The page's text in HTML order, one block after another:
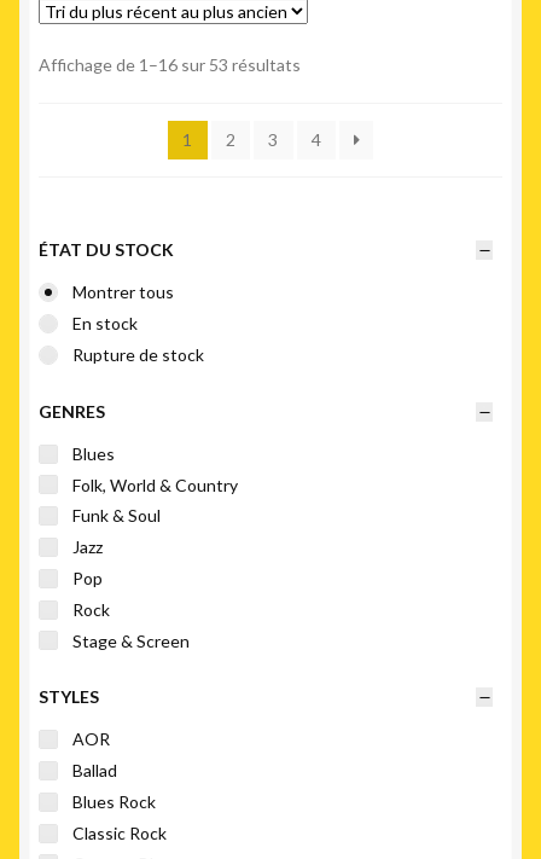
Affichage de 1–16 sur 53 résultats
récent
1 2 3 4
ÉTAT DU STOCK
Montrer tous
En stock
Rupture de stock
GENRES
Blues
Folk, World & Country
Funk & Soul
Jazz
Pop
Rock
Stage & Screen
STYLES
AOR
Ballad
Blues Rock
Classic Rock